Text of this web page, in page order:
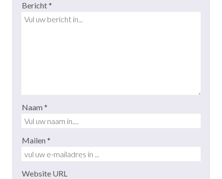
Bericht *
Naam *
Mailen *
Website URL